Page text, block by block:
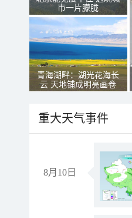
市一片朦胧
青海湖畔：湖光花海长
云 天地铺成明亮画卷
重大天气事件
8月10日